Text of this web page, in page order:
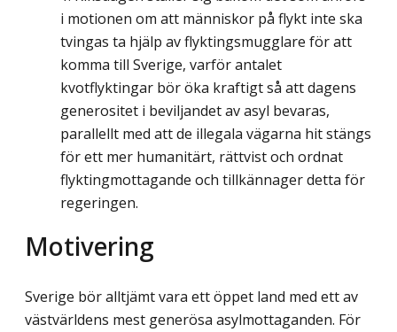
i motionen om att människor på flykt inte ska
tvingas ta hjälp av flyktingsmugglare för att
komma till Sverige, varför antalet
kvotflyktingar bör öka kraftigt så att dagens
generositet i beviljandet av asyl bevaras,
parallellt med att de illegala vägarna hit stängs
för ett mer humanitärt, rättvist och ordnat
flyktingmottagande och tillkännager detta för
regeringen.
Motivering
Sverige bör alltjämt vara ett öppet land med ett av
västvärldens mest generösa asylmottaganden. För